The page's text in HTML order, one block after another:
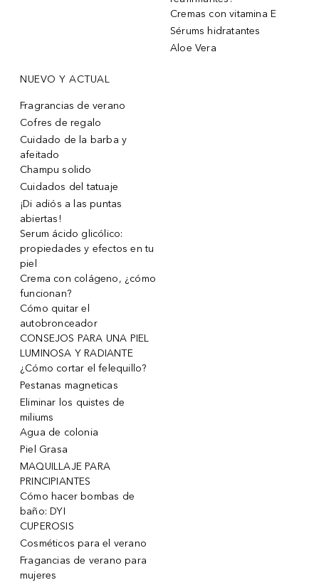
Cremas con vitamina E
Sérums hidratantes
Aloe Vera
NUEVO Y ACTUAL
Fragrancias de verano
Cofres de regalo
Cuidado de la barba y
afeitado
Champu solido
Cuidados del tatuaje
¡Di adiós a las puntas
abiertas!
Serum ácido glicólico:
propiedades y efectos en tu
piel
Crema con colágeno, ¿cómo
funcionan?
Cómo quitar el
autobronceador
CONSEJOS PARA UNA PIEL
LUMINOSA Y RADIANTE
¿Cómo cortar el felequillo?
Pestanas magneticas
Eliminar los quistes de
miliums
Agua de colonia
Piel Grasa
MAQUILLAJE PARA
PRINCIPIANTES
Cómo hacer bombas de
baño: DYI
CUPEROSIS
Cosméticos para el verano
Fragancias de verano para
mujeres